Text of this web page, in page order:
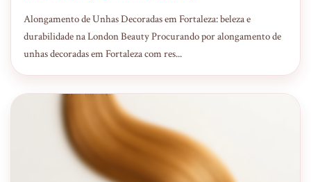
Alongamento de Unhas Decoradas em Fortaleza: beleza e
durabilidade na London Beauty Procurando por alongamento de
unhas decoradas em Fortaleza com res...